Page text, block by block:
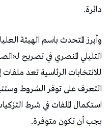
دائرة.
وأبرز المتحدث باسم الهيئة
التليلي المنصري في تصريح
للانتخابات الرئاسية تعد
التعرف على توفر الشروط
استكمال الملفات في شرط
يجب أن تكون متوفرة.